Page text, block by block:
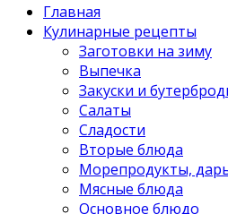
Главная
Кулинарные рецепты
Заготовки на зиму
Выпечка
Закуски и
Салаты
Сладости
Вторые блюда
Морепродукты,
Мясные блюда
Основное блюдо